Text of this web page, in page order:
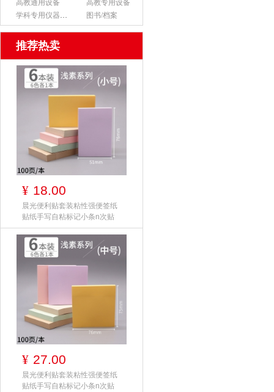
高教通用设备
高教专用设备
学科专用仪器设备
图书/档案
推荐热卖
¥ 18.00
晨光便利贴套装粘性强便签纸
贴纸手写自粘标记小条n次贴
网红创意防水
¥ 27.00
晨光便利贴套装粘性强便签纸
贴纸手写自粘标记小条n次贴